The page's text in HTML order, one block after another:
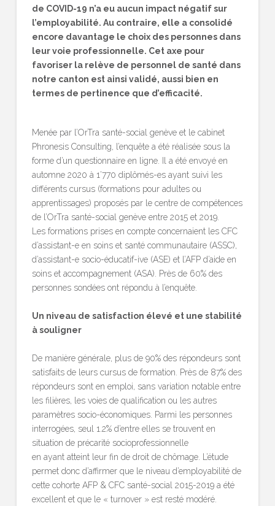
de COVID-19 n’a eu aucun impact négatif sur
l’employabilité. Au contraire, elle a consolidé
encore davantage le choix des personnes dans
leur voie professionnelle. Cet axe pour
favoriser la relève de personnel de santé dans
notre canton est ainsi validé, aussi bien en
termes de pertinence que d’efficacité.
Menée par l’OrTra santé-social genève et le cabinet
Phronesis Consulting, l’enquête a été réalisée sous la
forme d’un questionnaire en ligne. Il a été envoyé en
automne 2020 à 1’770 diplômés-es ayant suivi les
différents cursus (formations pour adultes ou
apprentissages) proposés par le centre de compétences
de l’OrTra santé-social genève entre 2015 et 2019.
Les formations prises en compte concernaient les CFC
d’assistant-e en soins et santé communautaire (ASSC),
d’assistant-e socio-éducatif-ive (ASE) et l’AFP d’aide en
soins et accompagnement (ASA). Près de 60% des
personnes sondées ont répondu à l’enquête.
Un niveau de satisfaction élevé et une stabilité
à souligner
De manière générale, plus de 90% des répondeurs sont
satisfaits de leurs cursus de formation. Près de 87% des
répondeurs sont en emploi, sans variation notable entre
les filières, les voies de qualification ou les autres
paramètres socio-économiques. Parmi les personnes
interrogées, seul 1.2% d’entre elles se trouvent en
situation de précarité socioprofessionnelle
en ayant atteint leur fin de droit de chômage. L’étude
permet donc d’affirmer que le niveau d’employabilité de
cette cohorte AFP & CFC santé-social 2015-2019 a été
excellent et que le « turnover » est resté modéré.